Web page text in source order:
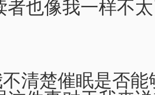
者也像我一样不
楚催眠是否能